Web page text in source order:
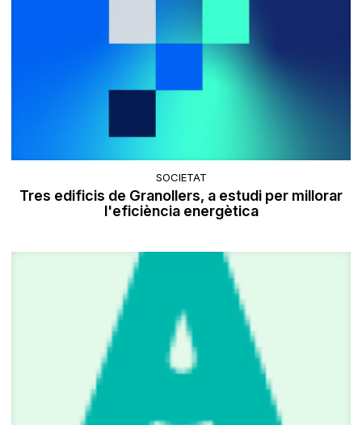
SOCIETAT
Tres edificis de Granollers, a estudi per millorar
l'eficiència energètica